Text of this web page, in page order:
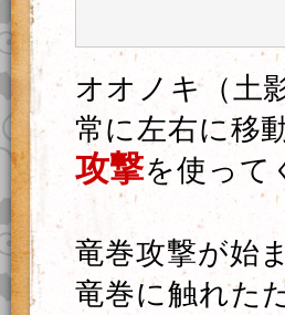
オオノキ（土
常に左右に移
攻撃を使って
竜巻攻撃が始
竜巻に触れた